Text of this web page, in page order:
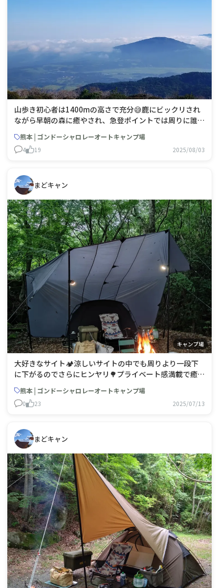
山歩き初心者は1400mの高さで充分😅鹿にビックリされ
ながら早朝の森に癒やされ、急登ポイントでは周りに誰も
独り言を連発😣💦頂上からの景色に心を洗われ、独り占
めで何とも得した気分でした😊 ♨️の後は避暑地でのんび
熊本 | ゴンドーシャロレーオートキャンプ場
4 19 2025/08/03
まどキャン
キャンプ場
大好きなサイト🏕️涼しいサイトの中でも周りより一段下
に下がるのでさらにヒンヤリ🌳プライベート感満載で癒や
過ぎ耳がキーン😅朝も森の中みたいでタープ泊が最高で
す🌲設営、撤収もノンストレスで夏場の定番です👍
熊本 | ゴンドーシャロレーオートキャンプ場
0 23 2025/07/13
まどキャン